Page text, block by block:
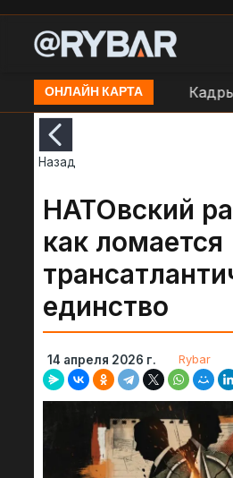
ОНЛАЙН КАРТА
ВСУ в Орехове Кадры:
Назад
НАТОвский
как ломается
единство
14 апреля 2026 г. Rybar